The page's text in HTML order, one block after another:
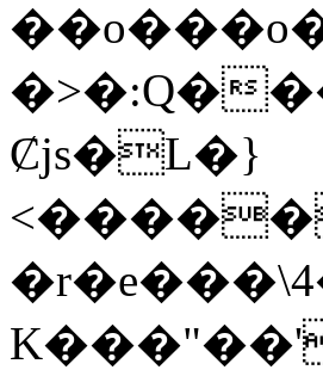
�>�:Q�
Ȼjs�L�}